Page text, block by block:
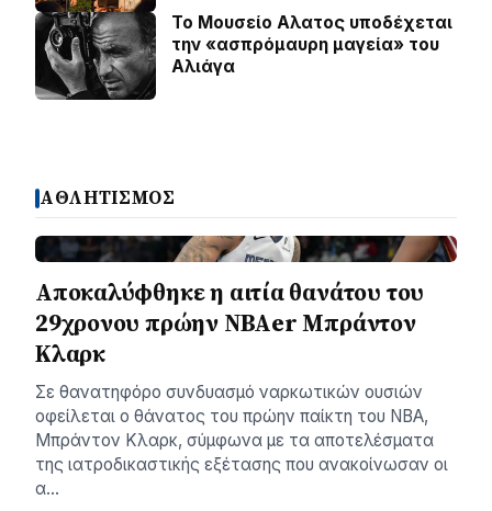
Το Μουσείο Αλατος υποδέχεται
την «ασπρόμαυρη μαγεία» του
Αλιάγα
ΑΘΛΗΤΙΣΜΟΣ
Αποκαλύφθηκε η αιτία θανάτου του
29χρονου πρώην NBAer Μπράντον
Κλαρκ
Σε θανατηφόρο συνδυασμό ναρκωτικών ουσιών
οφείλεται ο θάνατος του πρώην παίκτη του NBA,
Μπράντον Κλαρκ, σύμφωνα με τα αποτελέσματα
της ιατροδικαστικής εξέτασης που ανακοίνωσαν οι
α…